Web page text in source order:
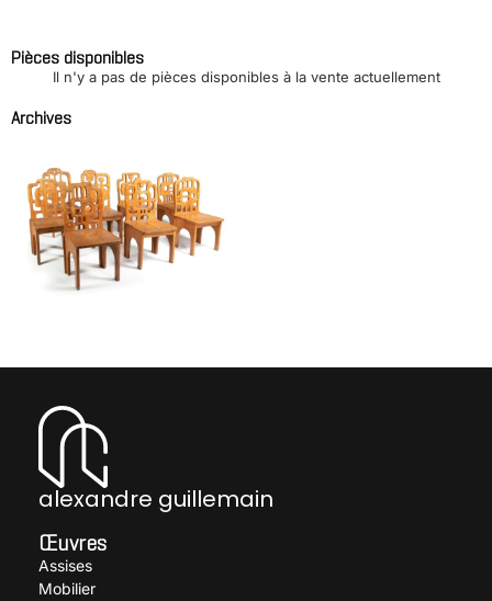
Pièces disponibles
Il n'y a pas de pièces disponibles à la vente actuellement
Archives
PASINATO Francesco
alexandre guillemain
Œuvres
Assises
Mobilier